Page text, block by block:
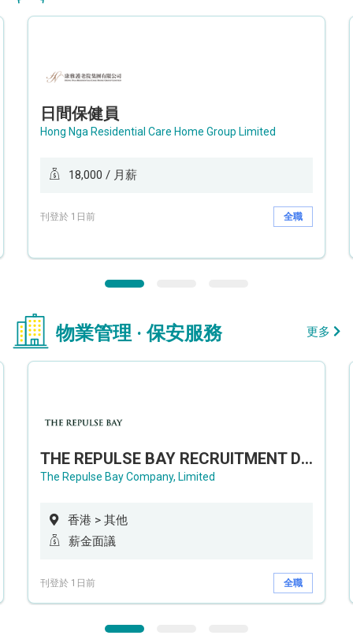
日間保健員
Hong Nga Residential Care Home Group Limited
18,000 / 月薪
刊登於 1日前 全職
物業管理 · 保安服務 更多
THE REPULSE BAY RECRUITMENT DAY 淺水灣影灣園人才招聘會
The Repulse Bay Company, Limited
香港 > 其他
薪金面議
刊登於 1日前 全職